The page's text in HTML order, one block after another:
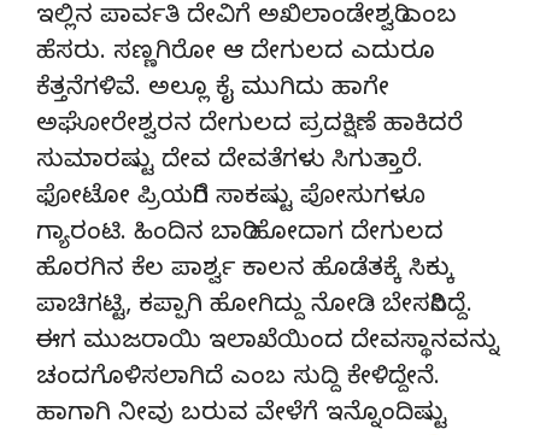
ಇಲ್ಲಿನ ಪಾರ್ವತಿ ದೇವಿಗೆ ಅಖಿಲಾಂಡೇಶ್ವರಿ ಎಂಬ
ಹೆಸರು. ಸಣ್ಣಗಿರೋ ಆ ದೇಗುಲದ ಎದುರೂ
ಕೆತ್ತನೆಗಳಿವೆ. ಅಲ್ಲೂ ಕೈ ಮುಗಿದು ಹಾಗೇ
ಅಘೋರೇಶ್ವರನ ದೇಗುಲದ ಪ್ರದಕ್ಷಿಣೆ ಹಾಕಿದರೆ
ಸುಮಾರಷ್ಟು ದೇವ ದೇವತೆಗಳು ಸಿಗುತ್ತಾರೆ.
ಫೋಟೋ ಪ್ರಿಯರಿಗೆ ಸಾಕಷ್ಟು ಪೋಸುಗಳೂ
ಗ್ಯಾರಂಟಿ. ಹಿಂದಿನ ಬಾರಿ ಹೋದಾಗ ದೇಗುಲದ
ಹೊರಗಿನ ಕೆಲ ಪಾರ್ಶ್ವ ಕಾಲನ ಹೊಡೆತಕ್ಕೆ ಸಿಕ್ಕು
ಪಾಚಿಗಟ್ಟಿ, ಕಪ್ಪಾಗಿ ಹೋಗಿದ್ದು ನೋಡಿ ಬೇಸರಿಸಿದ್ದೆ.
ಈಗ ಮುಜರಾಯಿ ಇಲಾಖೆಯಿಂದ ದೇವಸ್ಥಾನವನ್ನು
ಚಂದಗೊಳಿಸಲಾಗಿದೆ ಎಂಬ ಸುದ್ದಿ ಕೇಳಿದ್ದೇನೆ.
ಹಾಗಾಗಿ ನೀವು ಬರುವ ವೇಳೆಗೆ ಇನ್ನೊಂದಿಷ್ಟು